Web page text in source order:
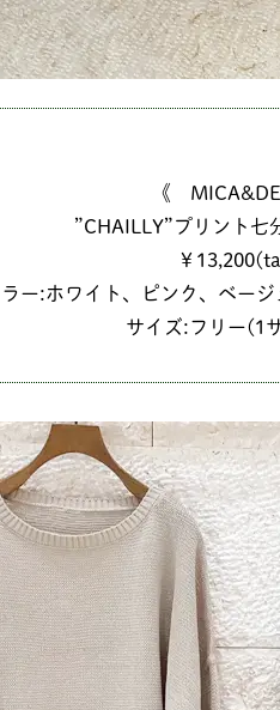
《
”CHAILLY”プリント七
￥
ラー:ホワイト、ピンク、ベー
サイズ:フリー(1